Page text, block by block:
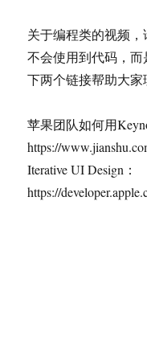
关于编程类的视频
不会使用到代码，
下两个链接帮助大家
苹果团队如何用
https://
Iterative UI Design：
https://